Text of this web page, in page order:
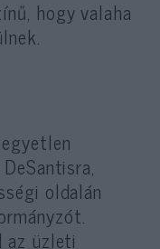
hogy valaha
oldalán
az üzleti